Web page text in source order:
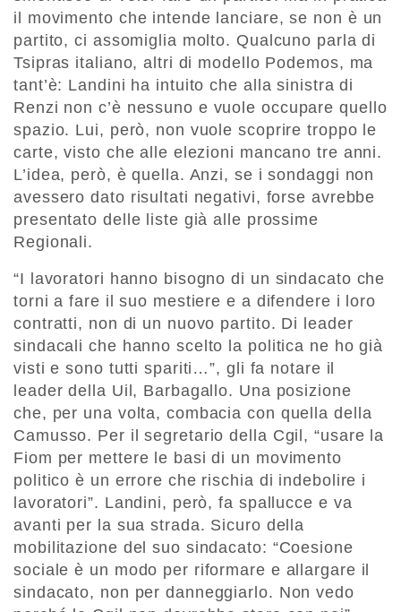
il movimento che intende lanciare, se non è un
partito, ci assomiglia molto. Qualcuno parla di
Tsipras italiano, altri di modello Podemos, ma
tant’è: Landini ha intuito che alla sinistra di
Renzi non c’è nessuno e vuole occupare quello
spazio. Lui, però, non vuole scoprire troppo le
carte, visto che alle elezioni mancano tre anni.
L’idea, però, è quella. Anzi, se i sondaggi non
avessero dato risultati negativi, forse avrebbe
presentato delle liste già alle prossime
Regionali.
“I lavoratori hanno bisogno di un sindacato che
torni a fare il suo mestiere e a difendere i loro
contratti, non di un nuovo partito. Di leader
sindacali che hanno scelto la politica ne ho già
visti e sono tutti spariti…”, gli fa notare il
leader della Uil, Barbagallo. Una posizione
che, per una volta, combacia con quella della
Camusso. Per il segretario della Cgil, “usare la
Fiom per mettere le basi di un movimento
politico è un errore che rischia di indebolire i
lavoratori”. Landini, però, fa spallucce e va
avanti per la sua strada. Sicuro della
mobilitazione del suo sindacato: “Coesione
sociale è un modo per riformare e allargare il
sindacato, non per danneggiarlo. Non vedo